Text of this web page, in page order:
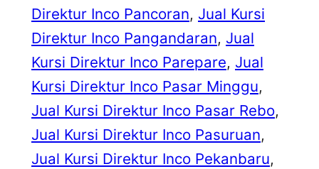
Direktur Inco Pancoran, Jual Kursi
Direktur Inco Pangandaran, Jual
Kursi Direktur Inco Parepare, Jual
Kursi Direktur Inco Pasar Minggu
Jual Kursi Direktur Inco Pasar Rebo
Jual Kursi Direktur Inco Pasuruan
Jual Kursi Direktur Inco Pekanbaru